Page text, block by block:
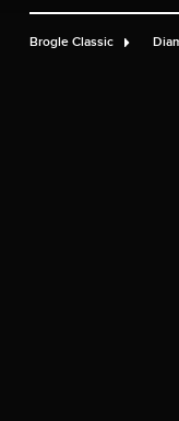
Brogle Classic